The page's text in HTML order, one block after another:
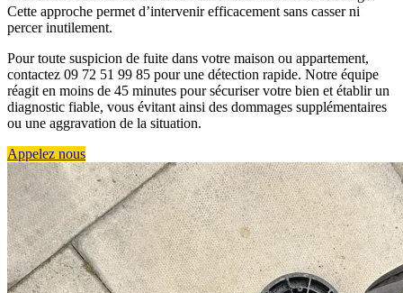
Cette approche permet d’intervenir efficacement sans casser ni
percer inutilement.
Pour toute suspicion de fuite dans votre maison ou appartement,
contactez 09 72 51 99 85 pour une détection rapide. Notre équipe
réagit en moins de 45 minutes pour sécuriser votre bien et établir un
diagnostic fiable, vous évitant ainsi des dommages supplémentaires
ou une aggravation de la situation.
Appelez nous